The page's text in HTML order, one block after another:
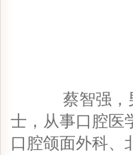
蔡智强，男
士，从事口腔医
口腔颌面外科、